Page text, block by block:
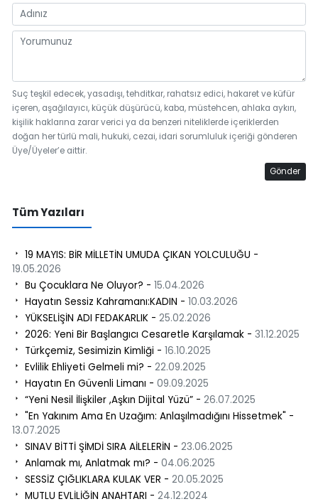
Suç teşkil edecek, yasadışı, tehditkar, rahatsız edici, hakaret ve küfür
içeren, aşağılayıcı, küçük düşürücü, kaba, müstehcen, ahlaka aykırı,
kişilik haklarına zarar verici ya da benzeri niteliklerde içeriklerden
doğan her türlü mali, hukuki, cezai, idari sorumluluk içeriği gönderen
Üye/Üyeler’e aittir.
Gönder
Tüm Yazıları
19 MAYIS: BİR MİLLETİN UMUDA ÇIKAN YOLCULUĞU -
19.05.2026
Bu Çocuklara Ne Oluyor? - 15.04.2026
Hayatın Sessiz Kahramanı:KADIN - 10.03.2026
YÜKSELİŞİN ADI FEDAKARLIK - 25.02.2026
2026: Yeni Bir Başlangıcı Cesaretle Karşılamak - 31.12.2025
Türkçemiz, Sesimizin Kimliği - 16.10.2025
Evlilik Ehliyeti Gelmeli mi? - 22.09.2025
Hayatın En Güvenli Limanı - 09.09.2025
“Yeni Nesil İlişkiler ,Aşkın Dijital Yüzü” - 26.07.2025
"En Yakınım Ama En Uzağım: Anlaşılmadığını Hissetmek" -
13.07.2025
SINAV BİTTİ ŞİMDİ SIRA AİLELERİN - 23.06.2025
Anlamak mı, Anlatmak mı? - 04.06.2025
SESSİZ ÇIĞLIKLARA KULAK VER - 20.05.2025
MUTLU EVLİLİĞİN ANAHTARI - 24.12.2024